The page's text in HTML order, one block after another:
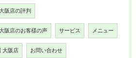
阪店の評判
阪店のお客様の声 サービス メニュー
大阪店 お問い合わせ